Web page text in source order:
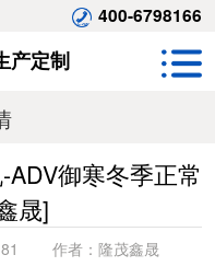
400-6798166
产定制
御寒冬季正常
晟]
作者： 隆茂鑫晟